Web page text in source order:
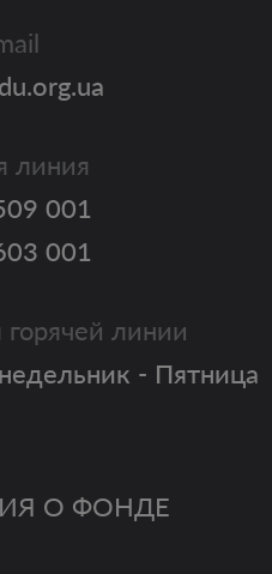
О ФОНДЕ
линия
001
001
линии
- Пятница